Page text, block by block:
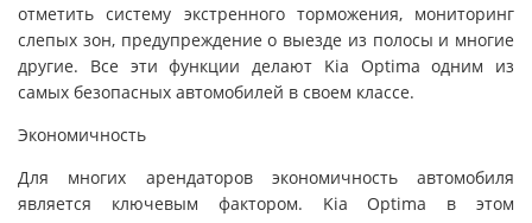
отметить систему экстренного торможения, мониторинг
слепых зон, предупреждение о выезде из полосы и многие
другие. Все эти функции делают Kia Optima одним из
самых безопасных автомобилей в своем классе.
Экономичность
Для многих арендаторов экономичность автомобиля
является ключевым фактором. Kia Optima в этом